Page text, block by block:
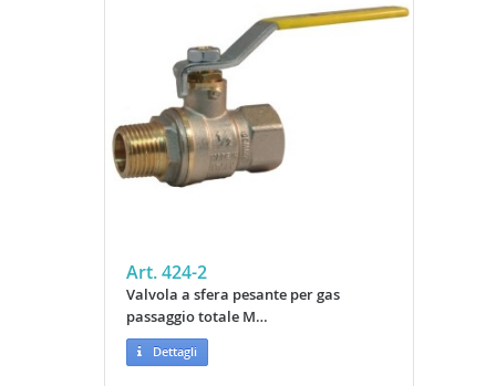
Art. 424-2
Valvola a sfera pesante per gas
passaggio totale M…
Dettagli